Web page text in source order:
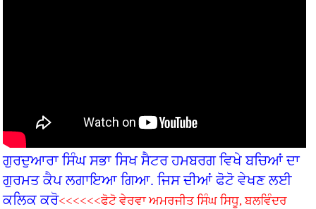
ਗੁਰਦੁਆਰਾ ਸਿੰਘ ਸਭਾ ਸਿਖ ਸੈਟਰ ਹਮਬਰਗ ਵਿਖੇ ਬਚ‌ਿਆਂ ਦਾ
ਗੁਰਮਤ ਕੈਪ ਲਗਾਇਆ ਗਿਆ. ਜਿਸ ਦੀਆਂ ਫੋਟੋ ਵੇਖਣ ਲਈ
ਕਲਿਕ ਕਰੋ<<<<<<ਫੋਟੋ ਵੇਰਵਾ ਅਮਰਜੀਤ ਸਿੰਘ ਸਿਧੂ, ਬਲਵਿੰਦਰ